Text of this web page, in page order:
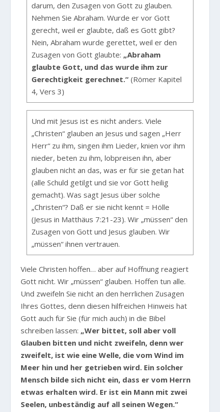
darum, den Zusagen von Gott zu glauben.
Nehmen Sie Abraham. Wurde er vor Gott
gerecht, weil er glaubte, daß es Gott gibt?
Nein, Abraham wurde gerettet, weil er den
Zusagen von Gott glaubte: „Abraham
glaubte Gott, und das wurde ihm zur
Gerechtigkeit gerechnet.“(Römer Kapitel
4, Vers 3)
Und mit Jesus ist es nicht anders. Viele
„Christen“ glauben an Jesus und sagen „Herr
Herr“ zu ihm, singen ihm Lieder, knien vor ihm
nieder, beten zu ihm, lobpreisen ihn, aber
glauben nicht an das, was er für sie getan hat
(alle Schuld getilgt und sie vor Gott heilig
gemacht). Was sagt Jesus über solche
„Christen“? Daß er sie nicht kennt = Hölle
(Jesus in Matthäus 7:21-23). Wir „müssen“ den
Zusagen von Gott und Jesus glauben. Wir
„müssen“ ihnen vertrauen.
Viele Christen hoffen… aber auf Hoffnung reagiert
Gott nicht. Wir „müssen“ glauben. Hoffen tun alle.
Und zweifeln Sie nicht an den herrlichen Zusagen
Ihres Gottes, denn diesen hilfreichen Hinweis hat
Gott auch für Sie (für mich auch) in die Bibel
schreiben lassen: „Wer bittet, soll aber voll
Glauben bitten und nicht zweifeln, denn wer
zweifelt, ist wie eine Welle, die vom Wind im
Meer hin und her getrieben wird. Ein solcher
Mensch bilde sich nicht ein, dass er vom Herrn
etwas erhalten wird. Er ist ein Mann mit zwei
Seelen, unbeständig auf all seinen Wegen.“